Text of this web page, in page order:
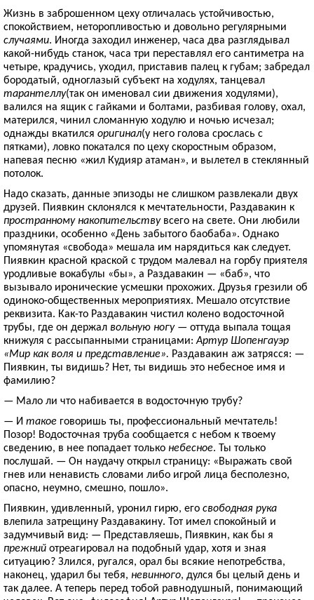
Жизнь в заброшенном цеху отличалась устойчивостью,
спокойствием, неторопливостью и довольно регулярными
случаями. Иногда заходил инженер, часа два разглядывал
какой-нибудь станок, часа три переставлял его сантиметра на
четыре, крадучись, уходил, приставив палец к губам; забредал
бородатый, одноглазый субъект на ходулях, танцевал
тарантеллу(так он именовал сии движения ходулями),
валился на ящик с гайками и болтами, разбивая голову, охал,
матерился, чинил сломанную ходулю и ночью исчезал;
однажды вкатился оригинал(у него голова срослась с
пятками), ловко покатался по цеху скоростным образом,
напевая песню «жил Кудияр атаман», и вылетел в стеклянный
потолок.
Надо сказать, данные эпизоды не слишком развлекали двух
друзей. Пиявкин склонялся к мечтательности, Раздавакин к
пространному накопительствувсего на свете. Они любили
праздники, особенно «День забытого баобаба». Однако
упомянутая «свобода» мешала им нарядиться как следует.
Пиявкин красной краской с трудом малевал на горбу приятеля
уродливые вокабулы «бы», а Раздавакин — «баб», что
вызывало иронические усмешки прохожих. Друзья грезили об
одиноко-общественных мероприятиях. Мешало отсутствие
реквизита. Как-то Раздавакин чистил колено водосточной
трубы, где он держал вольную ногу— оттуда выпала тощая
книжуля с рассыпанными страницами:Артур Шопенгауэр
«Мир как воля и представление». Раздавакин аж затрясся: —
Пиявкин, ты видишь? Нет, ты видишь это небесное имя и
фамилию?
— Мало ли что набивается в водосточную трубу?
— И такое говоришь ты, профессиональный мечтатель!
Позор! Водосточная труба сообщается с небом к твоему
сведению, в нее попадает только небесное. Ты только
послушай. — Он наудачу открыл страницу: «Выражать свой
гнев или ненависть словами либо игрой лица бесполезно,
опасно, неумно, смешно, пошло».
Пиявкин, удивленный, уронил гирю, его свободная рука
влепила затрещину Раздавакину. Тот имел спокойный и
задумчивый вид: — Представляешь, Пиявкин, как бы я
прежний отреагировал на подобный удар, хотя и зная
ситуацию? Злился, ругался, орал бы всякие непотребства,
наконец, ударил бы тебя, невинного, дулся бы целый день и
так далее. А теперь перед тобой равнодушный, понимающий